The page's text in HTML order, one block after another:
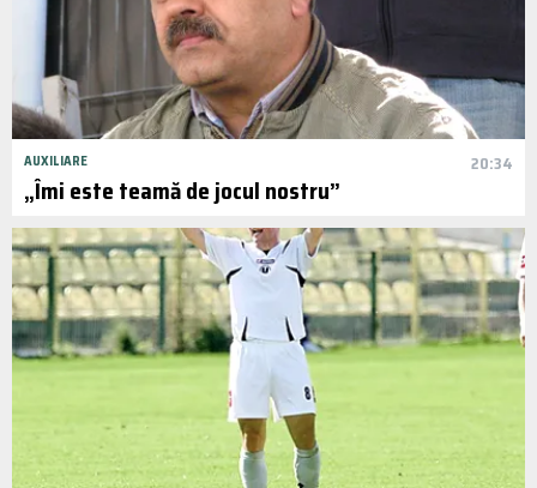
AUXILIARE 20:34
„Îmi este teamă de jocul nostru”